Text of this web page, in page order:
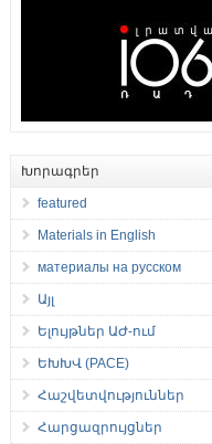
Խորագրեր
featured
Materials in English
материалы на русском
Այլ
Ելույթներ ԱԺ-ում
ԵԽԽՎ (PACE)
Հաշվետվություններ
Հարցազրույցներ